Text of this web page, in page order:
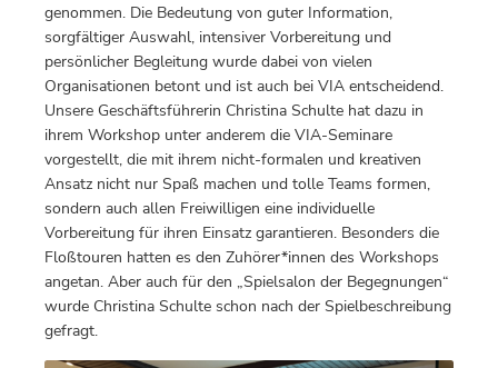
genommen. Die Bedeutung von guter Information,
sorgfältiger Auswahl, intensiver Vorbereitung und
persönlicher Begleitung wurde dabei von vielen
Organisationen betont und ist auch bei VIA entscheidend.
Unsere Geschäftsführerin Christina Schulte hat dazu in
ihrem Workshop unter anderem die VIA-Seminare
vorgestellt, die mit ihrem nicht-formalen und kreativen
Ansatz nicht nur Spaß machen und tolle Teams formen,
sondern auch allen Freiwilligen eine individuelle
Vorbereitung für ihren Einsatz garantieren. Besonders die
Floßtouren hatten es den Zuhörer*innen des Workshops
angetan. Aber auch für den „Spielsalon der Begegnungen“
wurde Christina Schulte schon nach der Spielbeschreibung
gefragt.